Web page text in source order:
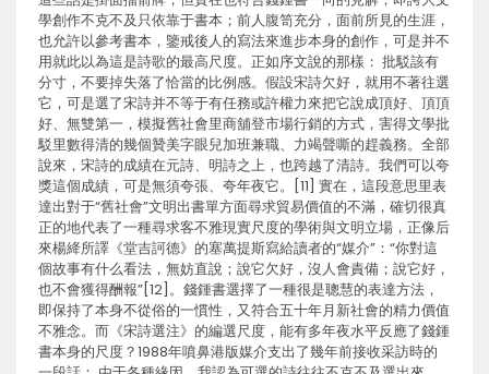
學創作不克不及只依靠于書本；前人腹笥充分，面前所見的生涯，
也允許以參考書本，鑒戒後人的寫法來進步本身的創作，可是并不
用就此以為這是詩歌的最高尺度。正如序文說的那樣： 批駁該有
分寸，不要掉失落了恰當的比例感。假設宋詩欠好，就用不著往選
它，可是選了宋詩并不等于有任務或許權力來把它說成頂好、頂頂
好、無雙第一，模擬舊社會里商舖登市場行銷的方式，害得文學批
駁里數得清的幾個贊美字眼兒加班兼職、力竭聲嘶的趕義務。全部
說來，宋詩的成績在元詩、明詩之上，也跨越了清詩。我們可以夸
獎這個成績，可是無須夸張、夸年夜它。[11] 實在，這段意思里表
達出對于“舊社會”文明出書單方面尋求貿易價值的不滿，確切很真
正的地代表了一種尋求客不雅現實尺度的學術與文明立場，正像后
來楊絳所譯《堂吉訶德》的塞萬提斯寫給讀者的“媒介”：“你對這
個故事有什么看法，無妨直說；說它欠好，沒人會責備；說它好，
也不會獲得酬報”[12]。錢鍾書選擇了一種很是聰慧的表達方法，
即保持了本身不從俗的一慣性，又符合五十年月新社會的精力價值
不雅念。而《宋詩選注》的編選尺度，能有多年夜水平反應了錢鍾
書本身的尺度？1988年噴鼻港版媒介支出了幾年前接收采訪時的